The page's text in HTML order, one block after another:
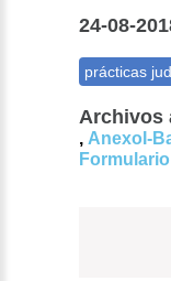
24-08-
Archivos
, AnexoI-